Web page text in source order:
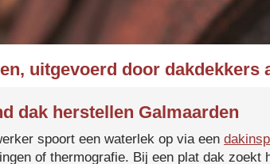
uitgevoerd door dakdekkers
dak herstellen Galmaarden
spoort een waterlek op via een
of thermografie. Bij een plat dak zoekt